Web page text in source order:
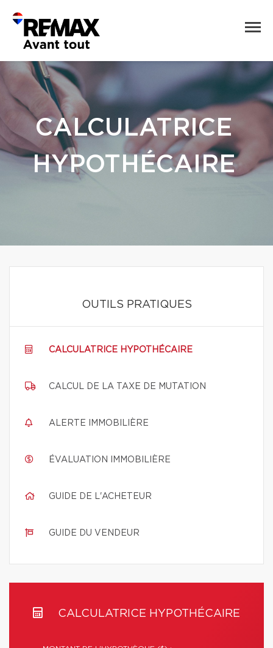
CALCULATRICE
HYPOTHÉCAIRE
OUTILS PRATIQUES
CALCULATRICE HYPOTHÉCAIRE
CALCUL DE LA TAXE DE MUTATION
ALERTE IMMOBILIÈRE
ÉVALUATION IMMOBILIÈRE
GUIDE DE L'ACHETEUR
GUIDE DU VENDEUR
CALCULATRICE HYPOTHÉCAIRE